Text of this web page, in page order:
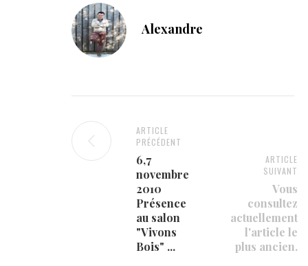
Alexandre
ARTICLE
PRÉCÉDENT
6,7
novembre
2010
Présence
au salon
"Vivons
Bois" ...
ARTICLE
SUIVANT
Vous
consultez
actuellement
l'article le
plus ancien.